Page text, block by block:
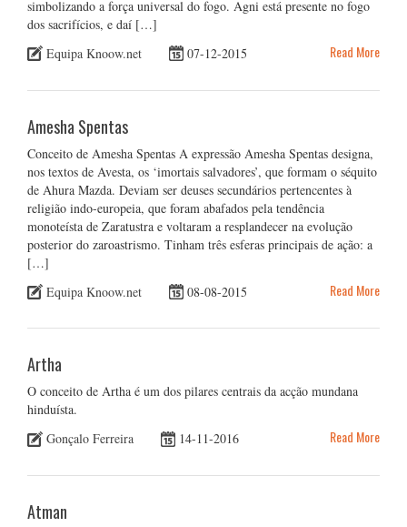
simbolizando a força universal do fogo. Agni está presente no fogo
dos sacrifícios, e daí […]
Equipa Knoow.net
07-12-2015 Read More
Amesha Spentas
Conceito de Amesha Spentas A expressão Amesha Spentas designa,
nos textos de Avesta, os ‘imortais salvadores’, que formam o séquito
de Ahura Mazda. Deviam ser deuses secundários pertencentes à
religião indo-europeia, que foram abafados pela tendência
monoteísta de Zaratustra e voltaram a resplandecer na evolução
posterior do zaroastrismo. Tinham três esferas principais de ação: a
[…]
Equipa Knoow.net
08-08-2015 Read More
Artha
O conceito de Artha é um dos pilares centrais da acção mundana
hinduísta.
Gonçalo Ferreira
14-11-2016 Read More
Atman